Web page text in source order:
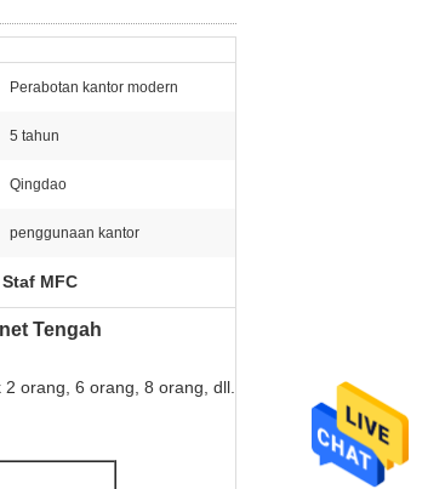
Perabotan kantor modern
5 tahun
Qingdao
penggunaan kantor
MFC
Tengah
orang, 6 orang, 8 orang, dll.